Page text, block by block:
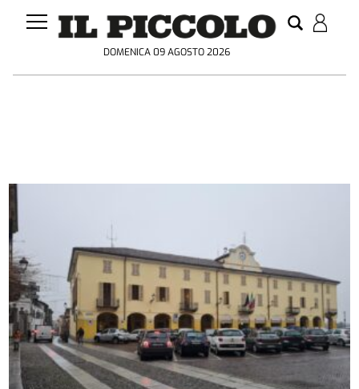
DOMENICA 09 AGOSTO 2026